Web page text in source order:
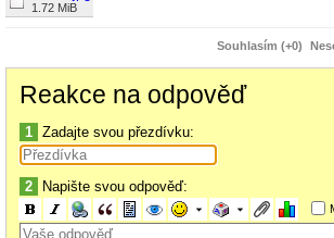
1.72 MiB
Souhlasím (+0)
Reakce na odpověď
1 Zadajte svou přezdívku:
2 Napište svou odpověď: